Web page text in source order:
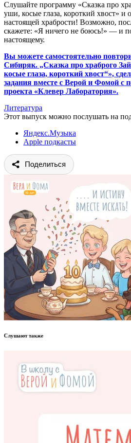
Слушайте программу «Сказка про
уши, косые глаза, короткий хвост» и
настоящей храбрости! Возможно,
скажете: «Я ничего не боюсь!» — и
настоящему.
Вы можете самостоятельно
Сибиряк. „Сказка про храброго
косые глаза, короткий хвост“»,
задания вместе с Верой и Фомой с
проекта «Клевер Лаборатория».
Литература
Этот выпуск можно послушать на
Яндекс.Музыка
Apple подкасты
Поделиться
Слушают также